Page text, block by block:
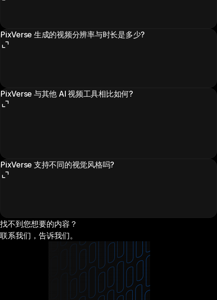
PixVerse 生成的视频分辨率与时长是多少?
PixVerse 与其他 AI 视频工具相比如何?
PixVerse 支持不同的视觉风格吗?
找不到您想要的内容？
联系我们，告诉我们。